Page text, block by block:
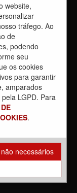
da CPTM.
a Inspeção de Via e
Metrus
| Desenvolvido
website,
tráfego. Ao
de
podendo
seu
os cookies
para garantir
amparados
LGPD. Para
.
necessários